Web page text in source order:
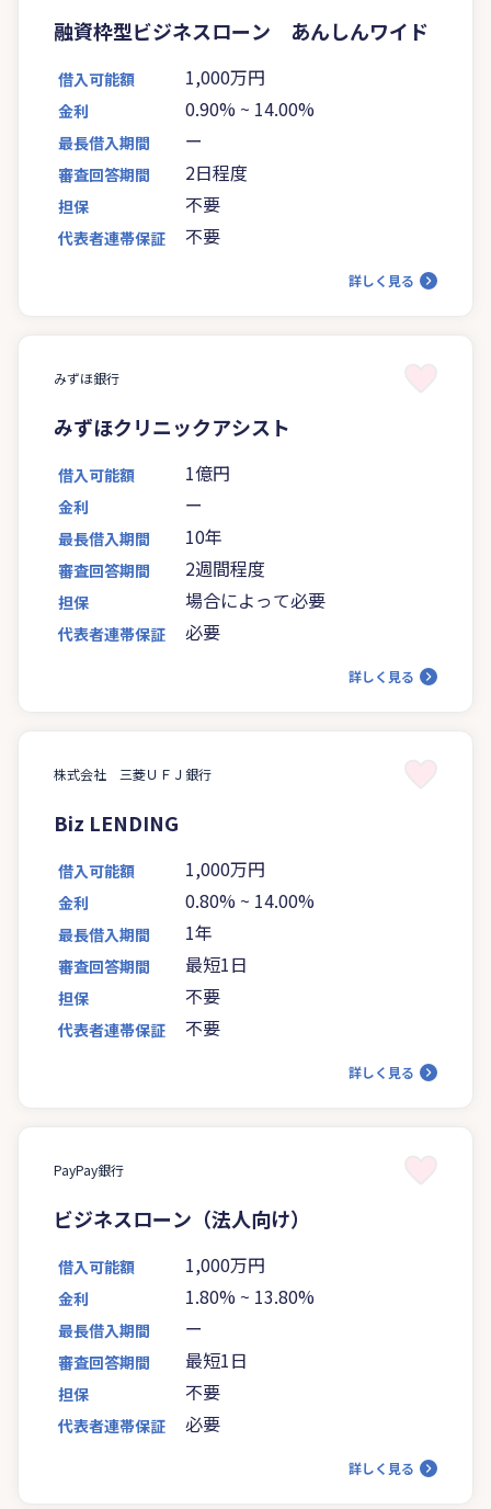
融資枠型ビジネスローン あんしんワイド
借入可能額 1,000万円
金利 0.90% ~ 14.00%
最長借入期間 ー
審査回答期間 2日程度
担保 不要
代表者連帯保証 不要
詳しく見る
みずほ銀行
みずほクリニックアシスト
借入可能額 1億円
金利 ー
最長借入期間 10年
審査回答期間 2週間程度
担保 場合によって必要
代表者連帯保証 必要
詳しく見る
株式会社 三菱ＵＦＪ銀行
Biz LENDING
借入可能額 1,000万円
金利 0.80% ~ 14.00%
最長借入期間 1年
審査回答期間 最短1日
担保 不要
代表者連帯保証 不要
詳しく見る
PayPay銀行
ビジネスローン（法人向け）
借入可能額 1,000万円
金利 1.80% ~ 13.80%
最長借入期間 ー
審査回答期間 最短1日
担保 不要
代表者連帯保証 必要
詳しく見る